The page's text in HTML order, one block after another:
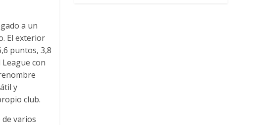
a un
El exterior
puntos, 3,8
con
y
club.
varios